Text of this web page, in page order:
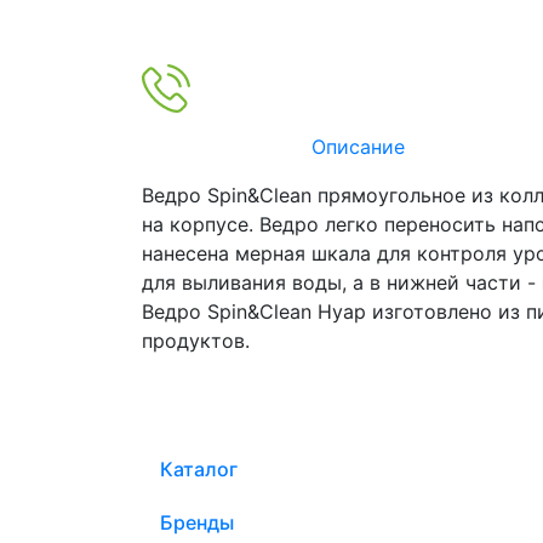
Описание
Ведро Spin&Clean прямоугольное из
на корпусе. Ведро легко переносить
нанесена мерная шкала для контроля
для выливания воды, а в нижней части
Ведро Spin&Clean Нуар изготовлено из
продуктов.
Каталог
Бренды